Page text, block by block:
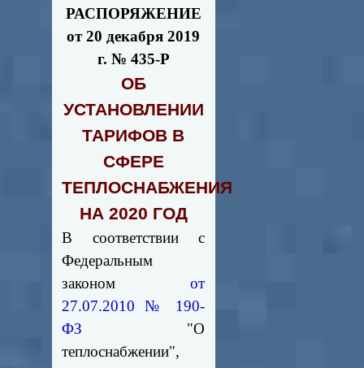
РАСПОРЯЖЕНИЕ
от 20 декабря 2019
г. № 435-Р
ОБ
УСТАНОВЛЕНИИ
ТАРИФОВ В
СФЕРЕ
ТЕПЛОСНАБЖЕНИЯ
НА 2020 ГОД
В соответствии с
Федеральным
законом от
27.07.2010 № 190-
ФЗ "О
теплоснабжении",